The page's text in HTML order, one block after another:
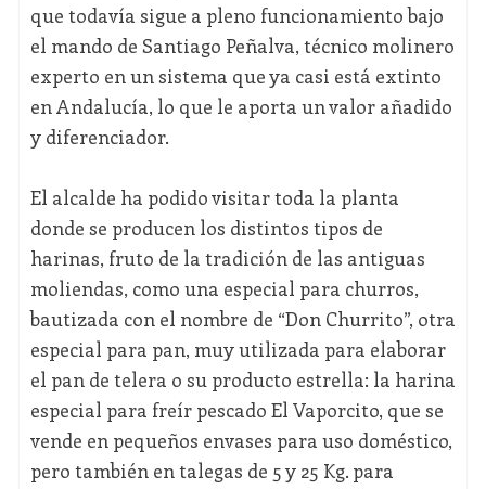
que todavía sigue a pleno funcionamiento bajo
el mando de Santiago Peñalva, técnico molinero
experto en un sistema que ya casi está extinto
en Andalucía, lo que le aporta un valor añadido
y diferenciador.
El alcalde ha podido visitar toda la planta
donde se producen los distintos tipos de
harinas, fruto de la tradición de las antiguas
moliendas, como una especial para churros,
bautizada con el nombre de “Don Churrito”, otra
especial para pan, muy utilizada para elaborar
el pan de telera o su producto estrella: la harina
especial para freír pescado El Vaporcito, que se
vende en pequeños envases para uso doméstico,
pero también en talegas de 5 y 25 Kg. para